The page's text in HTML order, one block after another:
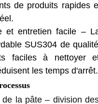
de produits rapides
et entretien facile –
SUS304 de
faciles à nettoyer
les temps d'arrêt.
de la pâte – division